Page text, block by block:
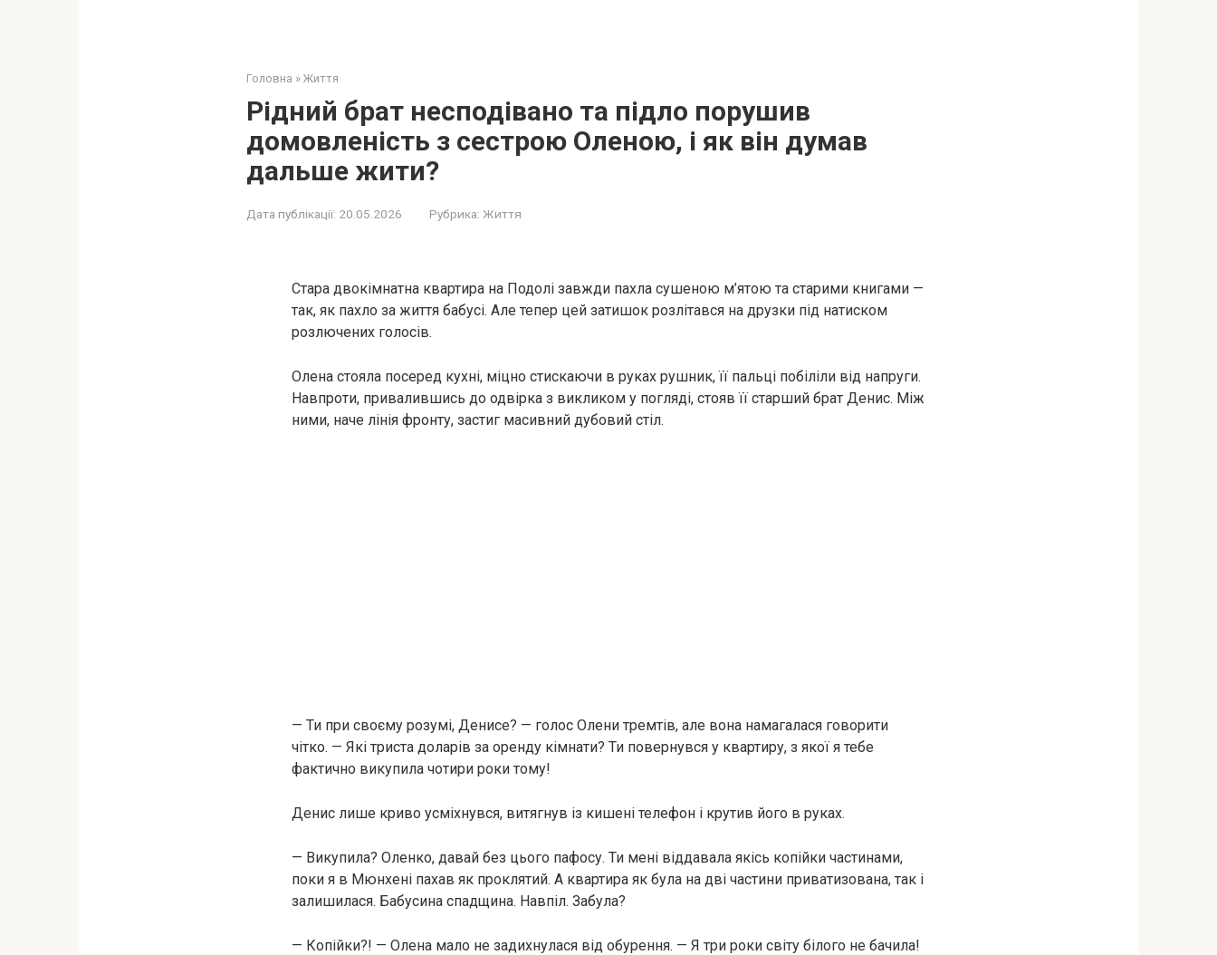
Головна » Життя
Рідний брат несподівано та підло порушив
домовленість з сестрою Оленою, і як він думав
дальше жити?
Дата публікації: 20.05.2026 Рубрика: Життя
Стара двокімнатна квартира на Подолі завжди пахла сушеною м’ятою та старими книгами —
так, як пахло за життя бабусі. Але тепер цей затишок розлітався на друзки під натиском
розлючених голосів.
Олена стояла посеред кухні, міцно стискаючи в руках рушник, її пальці побіліли від напруги.
Навпроти, привалившись до одвірка з викликом у погляді, стояв її старший брат Денис. Між
ними, наче лінія фронту, застиг масивний дубовий стіл.
— Ти при своєму розумі, Денисе? — голос Олени тремтів, але вона намагалася говорити
чітко. — Які триста доларів за оренду кімнати? Ти повернувся у квартиру, з якої я тебе
фактично викупила чотири роки тому!
Денис лише криво усміхнувся, витягнув із кишені телефон і крутив його в руках.
— Викупила? Оленко, давай без цього пафосу. Ти мені віддавала якісь копійки частинами,
поки я в Мюнхені пахав як проклятий. А квартира як була на дві частини приватизована, так і
залишилася. Бабусина спадщина. Навпіл. Забула?
— Копійки?! — Олена мало не задихнулася від обурення. — Я три роки світу білого не бачила!